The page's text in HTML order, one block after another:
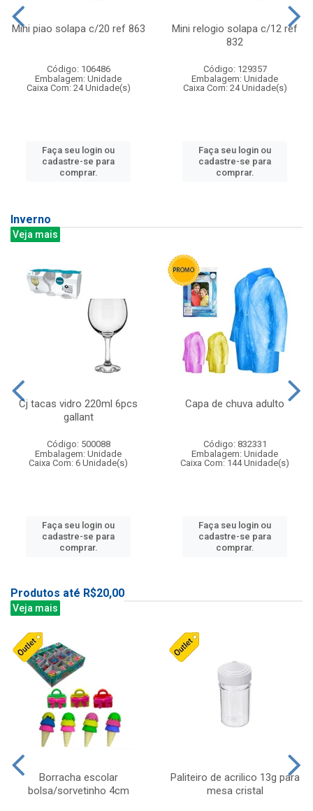
Mini piao solapa c/20 ref 863
Código: 106486
Embalagem: Unidade
Caixa Com: 24 Unidade(s)
Faça seu login ou
cadastre-se para
comprar.
Mini relogio solapa c/12 ref
832
Código: 129357
Embalagem: Unidade
Caixa Com: 24 Unidade(s)
Faça seu login ou
cadastre-se para
comprar.
Inverno
Veja mais
Cj tacas vidro 220ml 6pcs
gallant
Código: 500088
Embalagem: Unidade
Caixa Com: 6 Unidade(s)
Faça seu login ou
cadastre-se para
comprar.
Capa de chuva adulto
Código: 832331
Embalagem: Unidade
Caixa Com: 144 Unidade(s)
Faça seu login ou
cadastre-se para
comprar.
Produtos até R$20,00
Veja mais
Borracha escolar
bolsa/sorvetinho 4cm
Paliteiro de acrilico 13g para
mesa cristal